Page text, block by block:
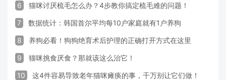
6 猫咪讨厌梳毛怎么办？4步教你搞定梳毛难的问题！
7 数据统计：韩国首尔平均每10户家庭就有1户养狗
8 养狗必看！狗狗绝育术后护理的正确打开方式在这里
9 猫咪挑食厌食？那就该这么治它！
10 这4件容易导致老年猫咪瘫痪的事，千万别让它们做！